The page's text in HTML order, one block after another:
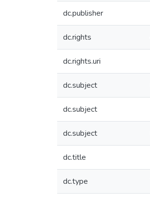
dc.publisher
dc.rights
dc.rights.uri
dc.subject
dc.subject
dc.subject
dc.title
dc.type